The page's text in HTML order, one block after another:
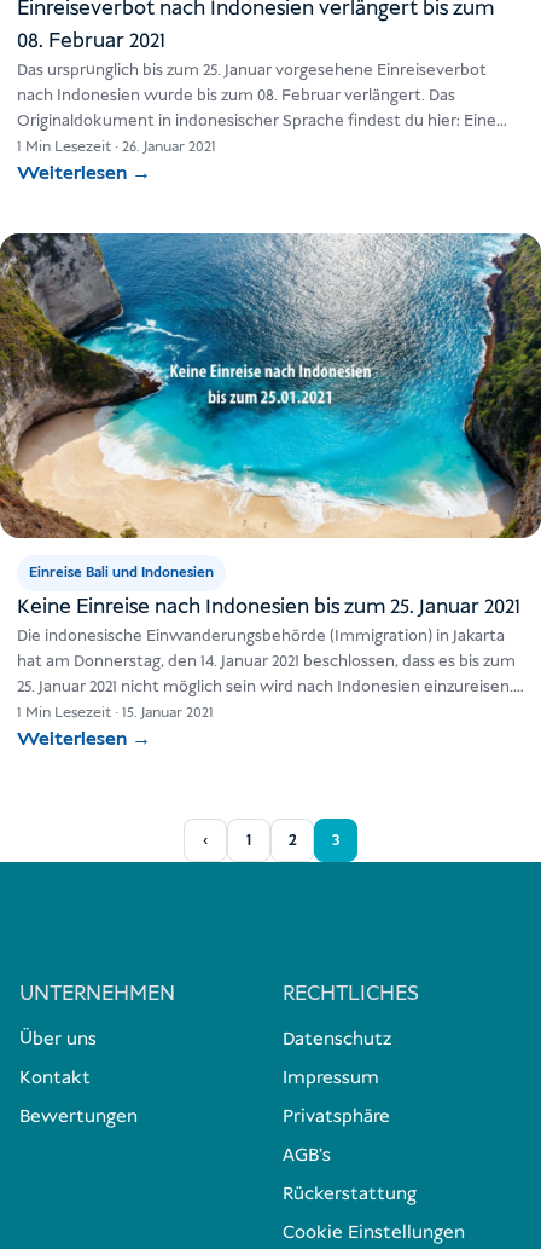
Einreiseverbot nach Indonesien verlängert bis zum
08. Februar 2021
Das ursprünglich bis zum 25. Januar vorgesehene Einreiseverbot
nach Indonesien wurde bis zum 08. Februar verlängert. Das
Originaldokument in indonesischer Sprache findest du hier: Eine
Übersetzung ins Deutsche…
1 Min Lesezeit ·26. Januar 2021
Weiterlesen →
Einreise Bali und Indonesien
Keine Einreise nach Indonesien bis zum 25. Januar 2021
Die indonesische Einwanderungsbehörde (Immigration) in Jakarta
hat am Donnerstag, den 14. Januar 2021 beschlossen, dass es bis zum
25. Januar 2021 nicht möglich sein wird nach Indonesien einzureisen.…
1 Min Lesezeit ·15. Januar 2021
Weiterlesen →
‹ 1 2 3
UNTERNEHMEN
Über uns
Kontakt
Bewertungen
RECHTLICHES
Datenschutz
Impressum
Privatsphäre
AGB's
Rückerstattung
Cookie Einstellungen